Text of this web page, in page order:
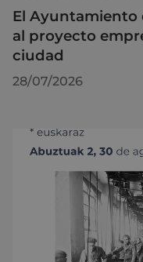
El Ayuntamiento
al proyecto
ciudad
28/07/2026